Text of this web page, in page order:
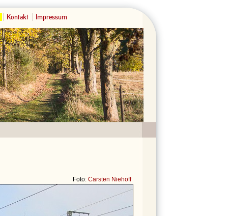
Kontakt Impressum
Foto: Carsten Niehoff